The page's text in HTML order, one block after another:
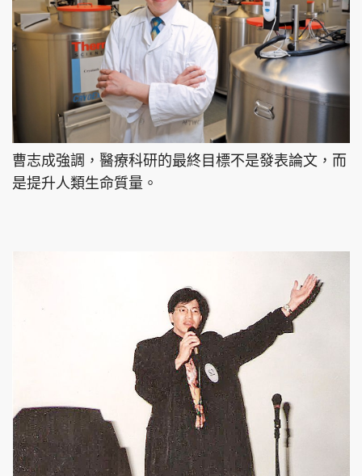
聯絡我們
隱私政策聲明
版權及免責聲明
Copyright © 東周網 版權所有 . 不得轉載
©Eastweek.com.hk. All rights reserved.
曹志成強調，醫療科研的最終目標不是發表論文，而
是提升人類生命質量。